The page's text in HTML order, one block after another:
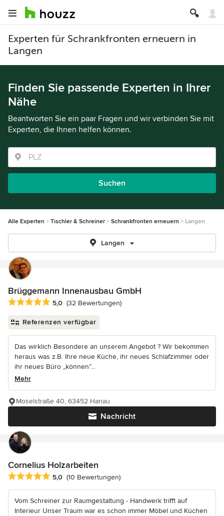
Experten für Schrankfronten erneuern in
Langen
Finden Sie passende Experten in Ihrer
Nähe
Beantworten Sie ein paar Fragen und wir verbinden Sie mit
Experten, die Ihnen helfen können.
Suchen
Alle Experten Tischler & Schreiner Schrankfronten erneuern Langen
Langen
Brüggemann Innenausbau GmbH
Durchschnittliche Bewertung: 5 von 5 Sternen
5,0 (32 Bewertungen)
Referenzen verfügbar
Das wirklich Besondere an unserem Angebot ? Wir bekommen
heraus was z.B. Ihre neue Küche, ihr neues Schlafzimmer oder
ihr neues Büro „können“...
Mehr
Nachricht
Moselstraße 40, 63452 Hanau
Cornelius Holzarbeiten
Durchschnittliche Bewertung: 5 von 5 Sternen
5,0 (10 Bewertungen)
Vom Schreiner zur Raumgestaltung - Handwerk trifft auf
Interieur Unser Traum war es schon immer Möbel und Küchen